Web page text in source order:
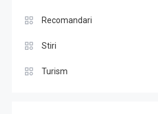
Recomandari
Stiri
Turism